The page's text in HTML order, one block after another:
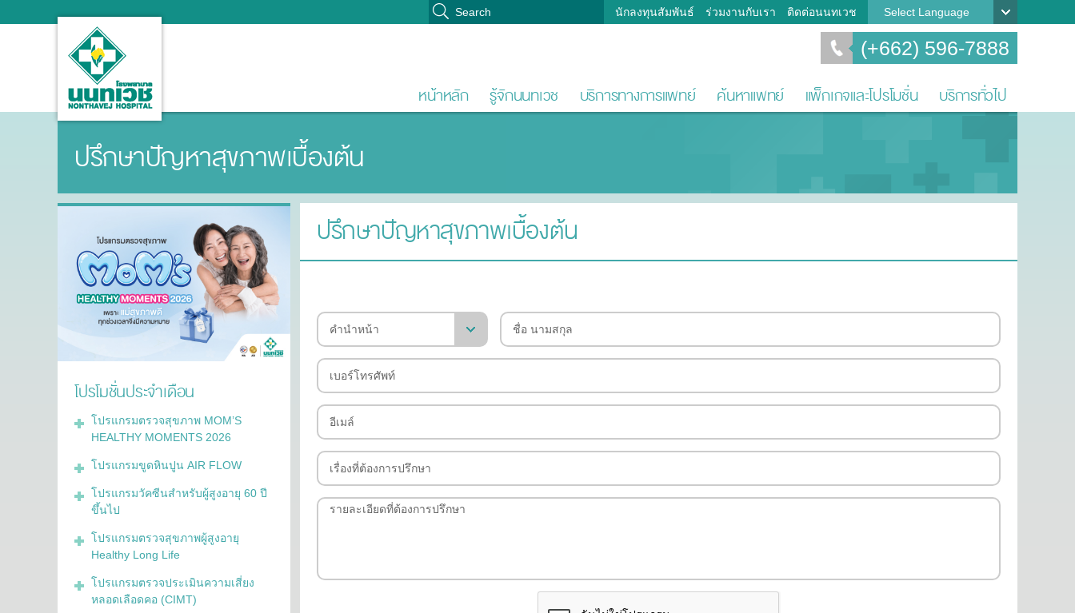
Select Language
นักลงทุนสัมพันธ์ ร่วมงานกับเรา ติดต่อนนทเวช
(+662) 596-7888
หน้าหลัก รู้จักนนทเวช บริการทางการแพทย์ ค้นหาแพทย์ แพ็กเกจและโปรโมชั่น บริการทั่วไป
ปรึกษาปัญหาสุขภาพเบื้องต้น
ปรึกษาปัญหาสุขภาพเบื้องต้น
โปรโมชั่นประจำเดือน
โปรแกรมตรวจสุขภาพ MOM’S
HEALTHY MOMENTS 2026
โปรแกรมขูดหินปูน AIR FLOW
โปรแกรมวัคซีนสำหรับผู้สูงอายุ 60 ปี
ขึ้นไป
โปรแกรมตรวจสุขภาพผู้สูงอายุ
Healthy Long Life
โปรแกรมตรวจประเมินความเสี่ยง
หลอดเลือดคอ (CIMT)